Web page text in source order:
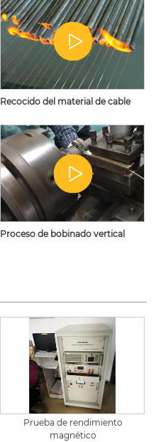
Recocido del material de cable
Proceso de bobinado vertical
Prueba de rendimiento
magnético